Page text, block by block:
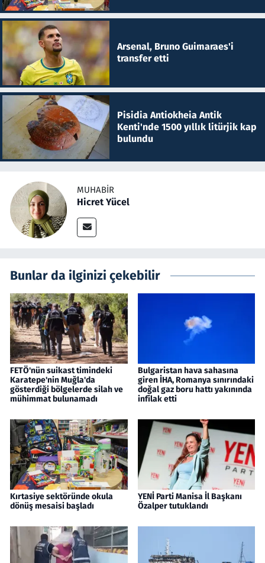
Arsenal, Bruno Guimaraes'i
transfer etti
Pisidia Antiokheia Antik
Kenti'nde 1500 yıllık litürjik kap
bulundu
MUHABIR
Hicret Yücel
Bunlar da ilginizi çekebilir
FETÖ'nün suikast timindeki
Karatepe'nin Muğla'da
gösterdiği bölgelerde silah ve
mühimmat bulunamadı
Bulgaristan hava sahasına
giren İHA, Romanya sınırındaki
doğal gaz boru hattı yakınında
infilak etti
Kırtasiye sektöründe okula
dönüş mesaisi başladı
YENİ Parti Manisa İl Başkanı
Özalper tutuklandı